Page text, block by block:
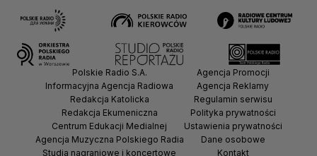
Polskie Radio S.A.
Informacyjna Agencja Radiowa
Redakcja Katolicka
Redakcja Ekumeniczna
Centrum Edukacji Medialnej
Agencja Muzyczna Polskiego Radia
Studia nagraniowe i koncertowe
Agencja Promocji
Agencja Reklamy
Regulamin serwisu
Polityka prywatności
Ustawienia prywatności
Dane osobowe
Kontakt